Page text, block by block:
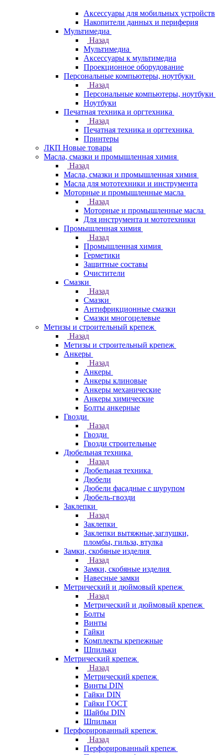
Аксессуары для мобильных устройств
Накопители данных и периферия
Мультимедиа
Назад
Мультимедиа
Аксессуары к мультимедиа
Проекционное оборудование
Персональные компьютеры, ноутбуки
Назад
Персональные компьютеры, ноутбуки
Ноутбуки
Печатная техника и оргтехника
Назад
Печатная техника и оргтехника
Принтеры
ЛКП Новые товары
Масла, смазки и промышленная химия
Назад
Масла, смазки и промышленная химия
Масла для мототехники и инструмента
Моторные и промышленные масла
Назад
Моторные и промышленные масла
Для инструмента и мототехники
Промышленная химия
Назад
Промышленная химия
Герметики
Защитные составы
Очистители
Смазки
Назад
Смазки
Антифрикционные смазки
Смазки многоцелевые
Метизы и строительный крепеж
Назад
Метизы и строительный крепеж
Анкеры
Назад
Анкеры
Анкеры клиновые
Анкеры механические
Анкеры химические
Болты анкерные
Гвозди
Назад
Гвозди
Гвозди строительные
Дюбельная техника
Назад
Дюбельная техника
Дюбели
Дюбели фасадные с шурупом
Дюбель-гвозди
Заклепки
Назад
Заклепки
Заклепки вытяжные,заглушки,
пломбы, гильза, втулка
Замки, скобяные изделия
Назад
Замки, скобяные изделия
Навесные замки
Метрический и дюймовый крепеж
Назад
Метрический и дюймовый крепеж
Болты
Винты
Гайки
Комплекты крепежные
Шпильки
Метрический крепеж
Назад
Метрический крепеж
Винты DIN
Гайки DIN
Гайки ГОСТ
Шайбы DIN
Шпильки
Перфорированный крепеж
Назад
Перфорированный крепеж